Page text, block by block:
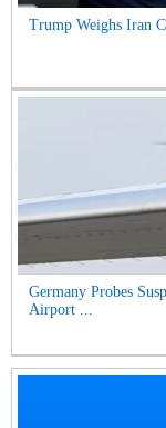
Trump Weighs Iran
Germany Probes
Airport ...